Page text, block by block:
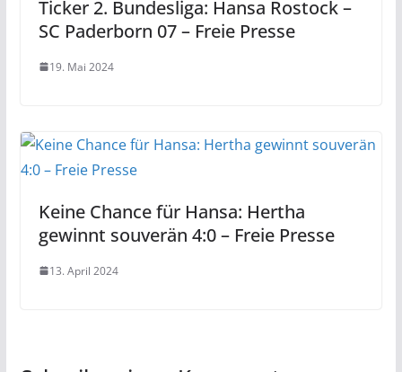
Ticker 2. Bundesliga: Hansa Rostock –
SC Paderborn 07 – Freie Presse
19. Mai 2024
Keine Chance für Hansa: Hertha
gewinnt souverän 4:0 – Freie Presse
13. April 2024